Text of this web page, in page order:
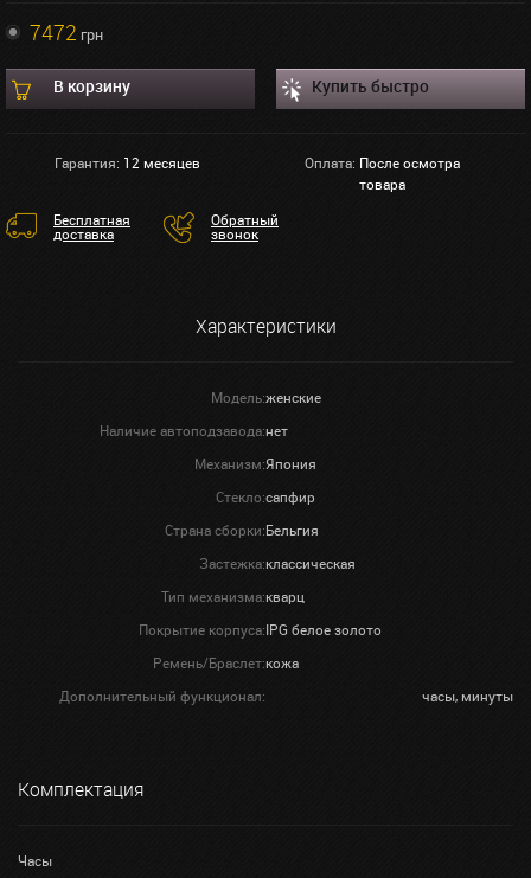
7472 грн
В корзину Купить быстро
Гарантия: 12 месяцев Оплата: После осмотра
товара
Бесплатная
доставка
Обратный
звонок
Характеристики
Модель:женские
Наличие автоподзавода:нет
Механизм:Япония
Стекло:сапфир
Страна сборки:Бельгия
Застежка:классическая
Тип механизма:кварц
Покрытие корпуса:IPG белое золото
Ремень/Браслет:кожа
Дополнительный функционал:
часы, минуты
Комплектация
Часы